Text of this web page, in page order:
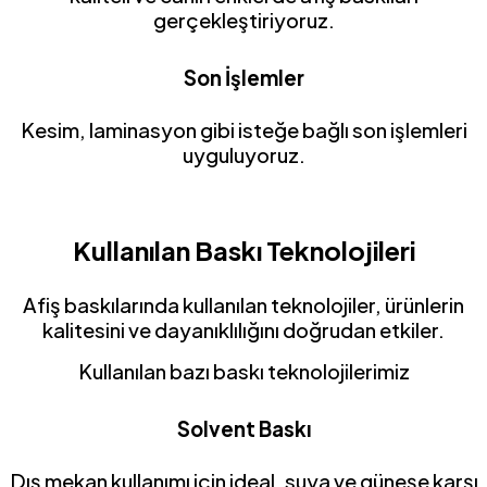
gerçekleştiriyoruz.
Son İşlemler
Kesim, laminasyon gibi isteğe bağlı son işlemleri
uyguluyoruz.
Kullanılan Baskı Teknolojileri
Afiş baskılarında kullanılan teknolojiler, ürünlerin
kalitesini ve dayanıklılığını doğrudan etkiler.
Kullanılan bazı baskı teknolojilerimiz
Solvent Baskı
Dış mekan kullanımı için ideal, suya ve güneşe karşı